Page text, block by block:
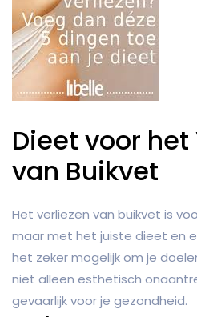
Dieet voor het
van Buikvet
Het verliezen van buikvet is
maar met het juiste dieet en
het zeker mogelijk om je
niet alleen esthetisch
gevaarlijk voor je gezondheid.